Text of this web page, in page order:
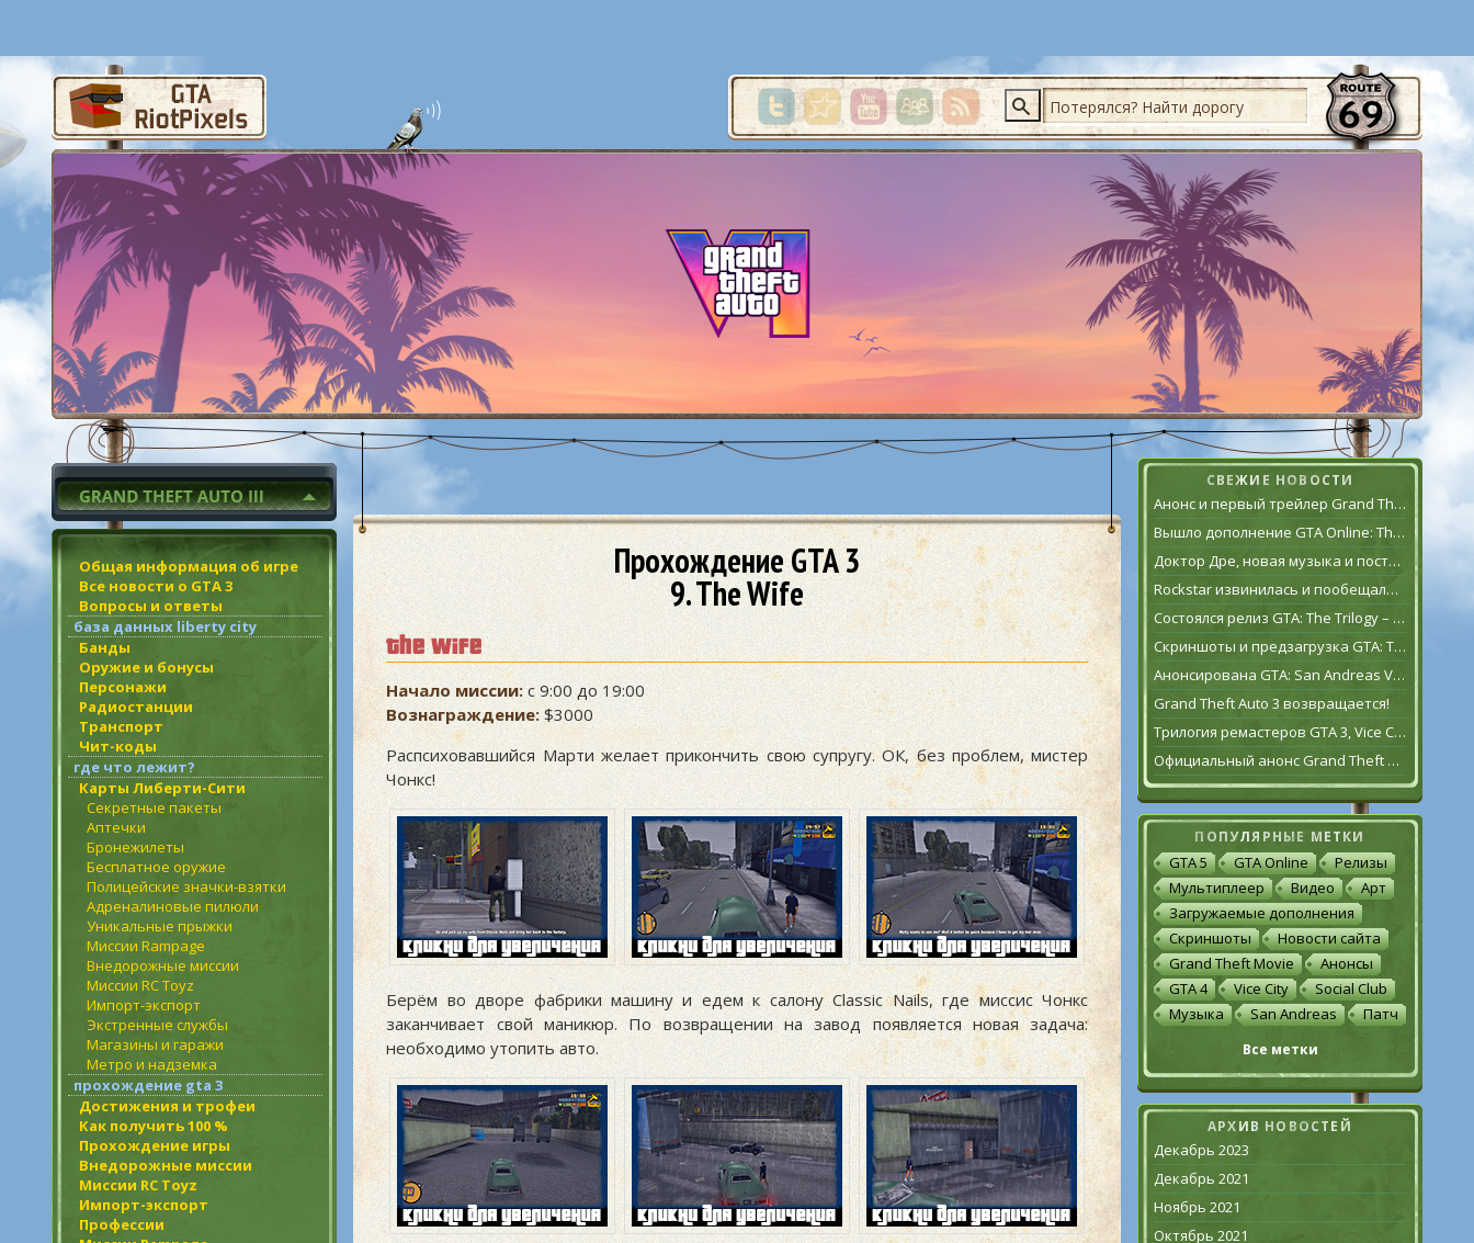
Поиск
Общая информация об игре
Все новости о GTA 3
Вопросы и ответы
база данных liberty city
Банды
Оружие и бонусы
Персонажи
Радиостанции
Транспорт
Чит-коды
где что лежит?
Карты Либерти-Сити
Секретные пакеты
Аптечки
Бронежилеты
Бесплатное оружие
Полицейские значки-взятки
Адреналиновые пилюли
Уникальные прыжки
Миссии Rampage
Внедорожные миссии
Миссии RC Toyz
Импорт-экспорт
Экстренные службы
Магазины и гаражи
Метро и надземка
прохождение gta 3
Достижения и трофеи
Как получить 100 %
Прохождение игры
Внедорожные миссии
Миссии RC Toyz
Импорт-экспорт
Профессии
Прохождение GTA 3
9. The Wife
the wife
Начало миссии:с 9:00 до 19:00
Вознаграждение: $3000
Распсиховавшийся Марти желает прикончить свою супругу. ОК, без проблем, мистер
Чонкс!
Берём во дворе фабрики машину и едем к салону Classic Nails, где миссис Чонкс
заканчивает свой маникюр. По возвращении на завод появляется новая задача:
необходимо утопить авто.
СВЕЖИЕ НОВОСТИ
Анонс и первый трейлер Grand Theft Auto VI
Вышло дополнение GTA Online: The Contract
Доктор Дре, новая музыка и постаревший Франклин Клинтон в дополнении GTA Online: The Contract
Rockstar извинилась и пообещала исправить GTA: The Trilogy – The Definitive Edition [обновлено]
Состоялся релиз GTA: The Trilogy – The Definitive Edition
Скриншоты и предзагрузка GTA: The Trilogy – The Definitive Edition
Анонсирована GTA: San Andreas VR для Oculus Quest 2
Grand Theft Auto 3 возвращается!
Трилогия ремастеров GTA 3, Vice City и San Andreas выйдет 11 ноября
Официальный анонс Grand Theft Auto: The Trilogy – The Definitive Edition
ПОПУЛЯРНЫЕ МЕТКИ
GTA 5 GTA Online
Релизы
Мультиплеер
Видео
Арт
Загружаемые дополнения
Скриншоты
Новости сайта
Grand Theft Movie
Анонсы
GTA 4
Vice City
Social Club
Музыка
San Andreas Патч
Все метки
АРХИВ НОВОСТЕЙ
Декабрь 2023
Декабрь 2021
Ноябрь 2021
Октябрь 2021